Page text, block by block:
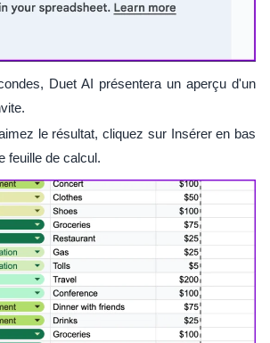
Duet AI présentera un aperçu d'un
le résultat, cliquez sur Insérer en bas
feuille de calcul.